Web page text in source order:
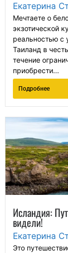
Екатерина
Мечтаете о
экзотической
реальностью с
Таиланд в
течение
приобрести...
Подробнее
Исландия:
видели!
Екатерина
Это